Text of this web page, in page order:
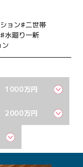
ョン
二世帯
水廻り一新
1000万円
2000万円